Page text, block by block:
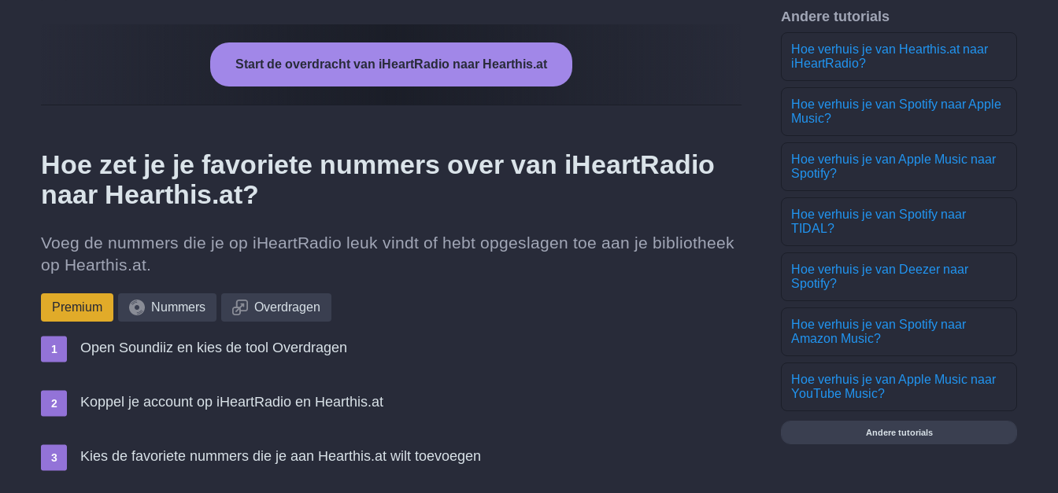
Start de overdracht van iHeartRadio naar Hearthis.at
Hoe zet je je favoriete nummers over van iHeartRadio
naar Hearthis.at?
Voeg de nummers die je op iHeartRadio leuk vindt of hebt opgeslagen toe aan je bibliotheek
op Hearthis.at.
Premium Nummers Overdragen
Open Soundiiz en kies de tool Overdragen
Koppel je account op iHeartRadio en Hearthis.at
Kies de favoriete nummers die je aan Hearthis.at wilt toevoegen
Andere tutorials
Hoe verhuis je van Hearthis.at naar
iHeartRadio?
Hoe verhuis je van Spotify naar Apple
Music?
Hoe verhuis je van Apple Music naar
Spotify?
Hoe verhuis je van Spotify naar
TIDAL?
Hoe verhuis je van Deezer naar
Spotify?
Hoe verhuis je van Spotify naar
Amazon Music?
Hoe verhuis je van Apple Music naar
YouTube Music?
Andere tutorials